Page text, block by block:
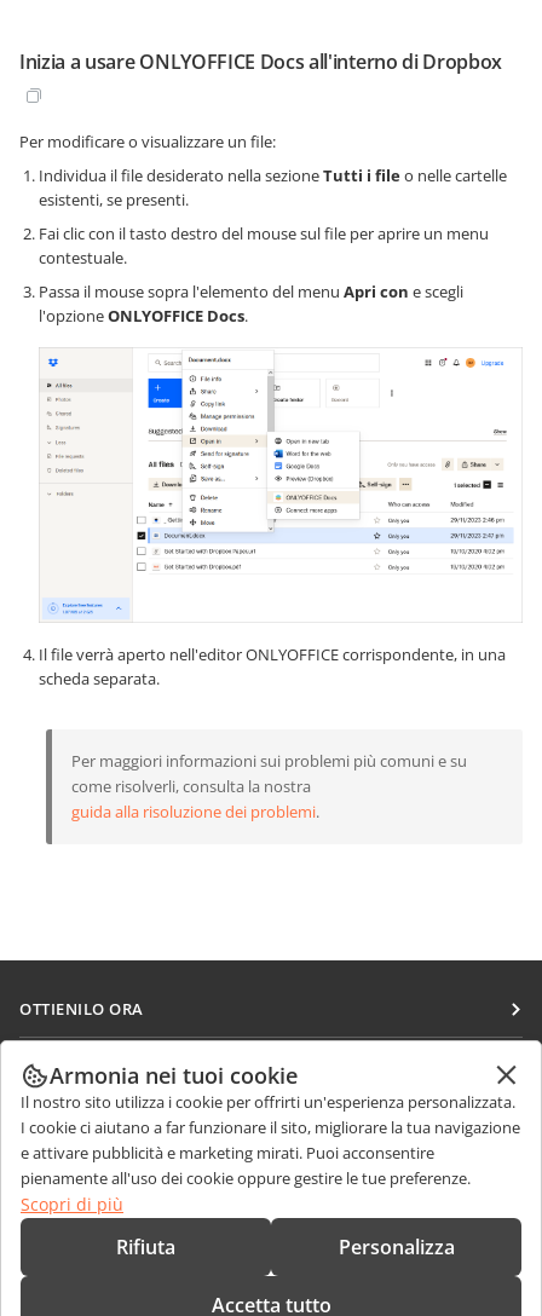
Inizia a usare ONLYOFFICE Docs all'interno di Dropbox
Per modificare o visualizzare un file:
Individua il file desiderato nella sezioneTutti i fileo nelle cartelle
esistenti, se presenti.
Fai clic con il tasto destro del mouse sul file per aprire un menu
contestuale.
Passa il mouse sopra l'elemento del menu Apri con e scegli
l'opzioneONLYOFFICE Docs.
Il file verrà aperto nell'editor ONLYOFFICE corrispondente, in una
scheda separata.
Per maggiori informazioni sui problemi più comuni e su
come risolverli, consulta la nostra
guida alla risoluzione dei problemi.
OTTIENILO ORA
Docs
DocSpace
Workspace
Connettori
App desktop
COLLABORA
Per i contributori
Per i traduttori
Per gli influencer
Offerte di lavoro
RICEVI NOTIZIE
Blog
RICEVI AIUTO
Forum
CONTATTACI
Domande sulle vendite
sales@onlyoffice.com
Armonia nei tuoi cookie
Il nostro sito utilizza i cookie per offrirti un'esperienza personalizzata.
I cookie ci aiutano a far funzionare il sito, migliorare la tua navigazione
e attivare pubblicità e marketing mirati. Puoi acconsentire
pienamente all'uso dei cookie oppure gestire le tue preferenze.
Scopri di più
Rifiuta Personalizza
Accetta tutto